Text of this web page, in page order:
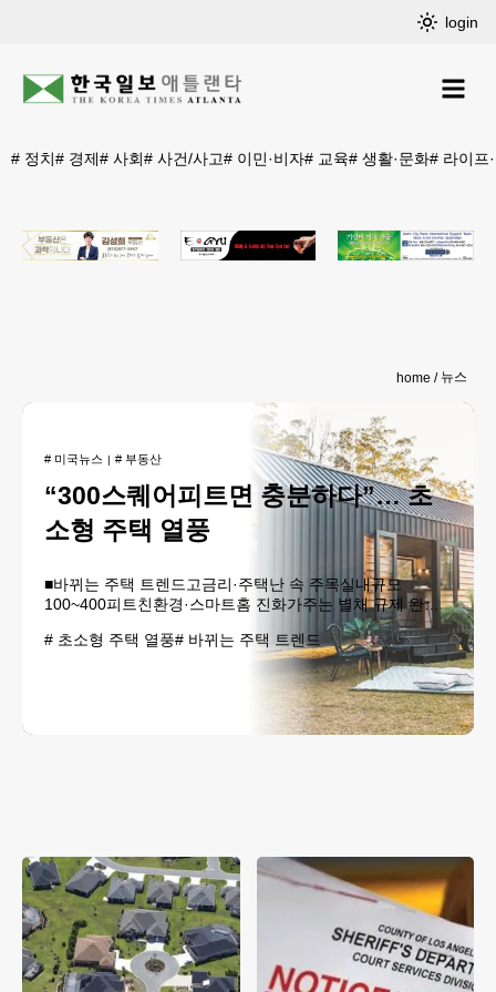
login
# 정치# 경제# 사회# 사건/사고# 이민·비자# 교육# 생활·문화# 라이프
home 뉴스
# 미국뉴스 # 부동산
“300스퀘어피트면 충분하다”… 초
소형 주택 열풍
■바뀌는 주택 트렌드고금리·주택난 속 주목실내규모
100~400피트친환경·스마트홈 진화가주는 별채 규제 완화
주택 다운사이징 열풍에 타이니 하우스 인기도 늘고 있다.
[로이터] 주택시장에서 ‘타이니 하우스’(Tiny House)가 새로
운 주거문화로 빠르게 자리 잡고 있다. 한때 전기와 수도도
# 초소형 주택 열풍# 바뀌는 주택 트렌드